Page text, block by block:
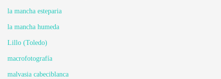
la mancha esteparia
la mancha humeda
Lillo (Toledo)
macrofotografía
malvasia cabeciblanca